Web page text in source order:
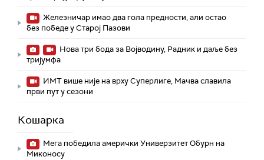
Железничар имао два гола предности, али остао
без победе у Старој Пазови
Нова три бода за Војводину, Радник и даље без
тријумфа
ИМТ више није на врху Суперлиге, Мачва славила
први пут у сезони
Кошарка
Мега победила амерички Универзитет Обурн на
Миконосу